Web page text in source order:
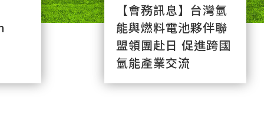
【會務訊息】台灣氫
能與燃料電池夥伴聯
盟領團赴日 促進跨國
氫能產業交流